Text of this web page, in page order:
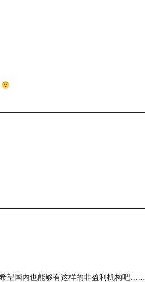
望国内也能够有这样的非盈利机构吧……